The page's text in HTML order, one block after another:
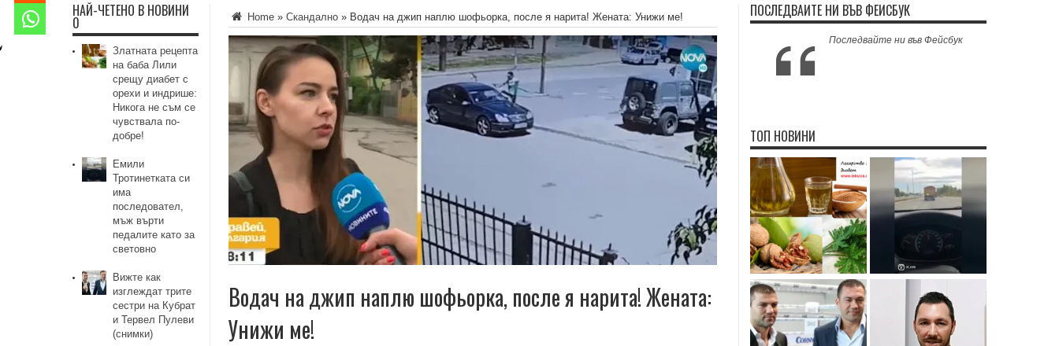
Home » Скандално » Водач на джип наплю шофьорка, после я нарита! Жената: Унижи ме!
Водач на джип наплю шофьорка, после я нарита! Жената:
Унижи ме!
НАЙ-ЧЕТЕНО В НОВИНИ
0
Златната рецепта
на баба Лили
срещу диабет с
орехи и индрише:
Никога не съм се
чувствала по-
добре!
Емили
Тротинетката си
има
последовател,
мъж върти
педалите като за
световно
Вижте как
изглеждат трите
сестри на Кубрат
и Тервел Пулеви
(снимки)
ПОСЛЕДВАЙТЕ НИ ВЪВ ФЕЙСБУК
Последвайте ни във Фейсбук
ТОП НОВИНИ